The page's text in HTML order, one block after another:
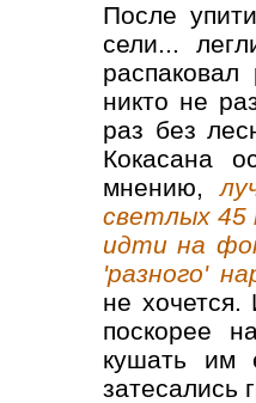
После
сели...
никто не
раз без
Кокасана
мнению,
светлых 45
идти на
'разного'
не
поскорее
кушать им
затесались